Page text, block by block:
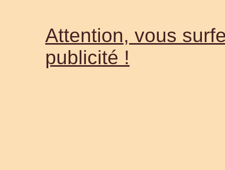
Attention, vous
publicité !